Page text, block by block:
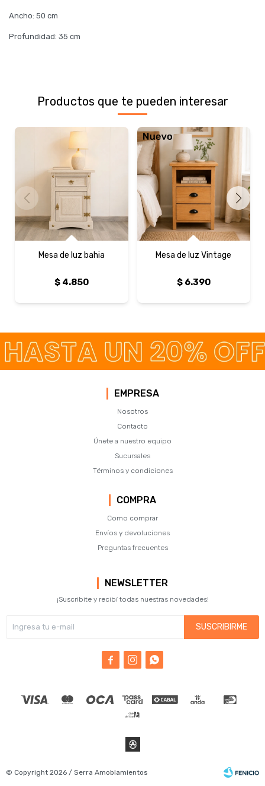
Ancho: 50 cm
Profundidad: 35 cm
Productos que te pueden interesar
Mesa de luz bahia
$ 4.850
Mesa de luz Vintage
$ 6.390
EMPRESA
Nosotros
Contacto
Únete a nuestro equipo
Sucursales
Términos y condiciones
COMPRA
Como comprar
Envíos y devoluciones
Preguntas frecuentes
NEWSLETTER
¡Suscribite y recibí todas nuestras novedades!
SUSCRIBIRME
  
© Copyright 2026 / Serra Amoblamientos